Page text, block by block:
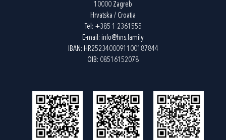
10000 Zagreb
Hrvatska / Croatia
Tel: +385 1 2361555
E-mail: info@hns.family
IBAN: HR2523400091100187844
OIB: 08516152078